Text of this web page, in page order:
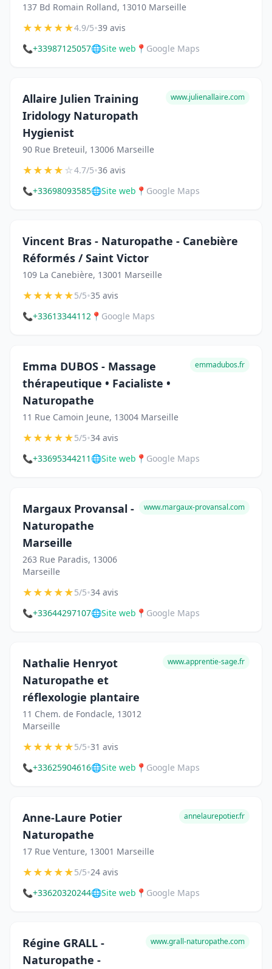
137 Bd Romain Rolland, 13010 Marseille
★★★★★4.9/5•39 avis
📞+33987125057🌐Site web 📍 Google Maps
Allaire Julien Training
Iridology Naturopath
Hygienist
90 Rue Breteuil, 13006 Marseille
www.julienallaire.com
★★★★☆4.7/5•36 avis
📞+33698093585🌐Site web 📍 Google Maps
Vincent Bras - Naturopathe - Canebière
Réformés / Saint Victor
109 La Canebière, 13001 Marseille
★★★★★5/5•35 avis
📞+33613344112 📍 Google Maps
Emma DUBOS - Massage
thérapeutique • Facialiste •
Naturopathe
11 Rue Camoin Jeune, 13004 Marseille
emmadubos.fr
★★★★★5/5•34 avis
📞+33695344211 🌐Site web 📍 Google Maps
Margaux Provansal -
Naturopathe
Marseille
263 Rue Paradis, 13006
Marseille
www.margaux-provansal.com
★★★★★5/5•34 avis
📞+33644297107🌐Site web 📍 Google Maps
Nathalie Henryot
Naturopathe et
réflexologie plantaire
11 Chem. de Fondacle, 13012
Marseille
www.apprentie-sage.fr
★★★★★5/5•31 avis
📞+33625904616🌐Site web 📍 Google Maps
Anne-Laure Potier
Naturopathe
17 Rue Venture, 13001 Marseille
annelaurepotier.fr
★★★★★5/5•24 avis
📞+33620320244🌐Site web 📍 Google Maps
Régine GRALL -
Naturopathe -
www.grall-naturopathe.com